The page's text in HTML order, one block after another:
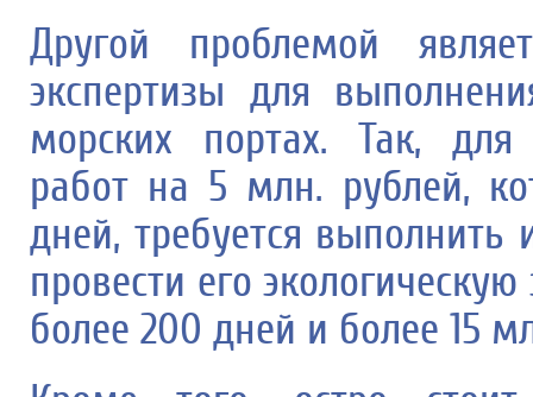
Другой проблемой
экспертизы для
морских портах. Так, для
работ на 5 млн. рублей,
дней, требуется выполнить
провести его
более 200 дней и более 15